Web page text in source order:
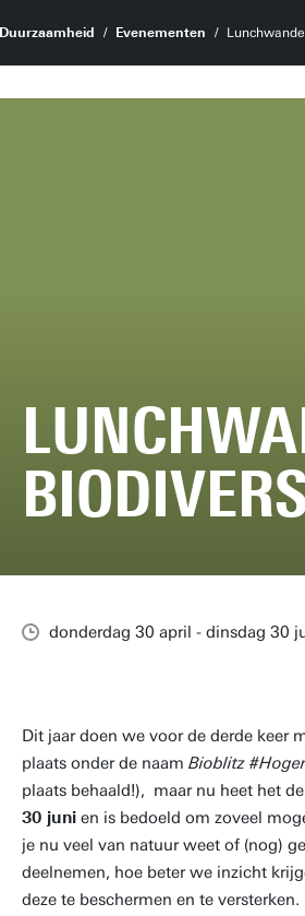
Duurzaamheid Evenementen
donderdag 30 april - dinsdag 30
Dit jaar doen we voor de derde keer
plaats onder de naam Bioblitz
plaats behaald!), maar nu heet het
30 junien is bedoeld om zoveel
je nu veel van natuur weet of (nog)
deelnemen, hoe beter we inzicht
deze te beschermen en te versterken.